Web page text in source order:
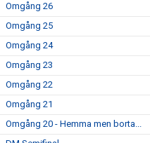
Omgång 26
Omgång 25
Omgång 24
Omgång 23
Omgång 22
Omgång 21
Omgång 20 - Hemma men borta...